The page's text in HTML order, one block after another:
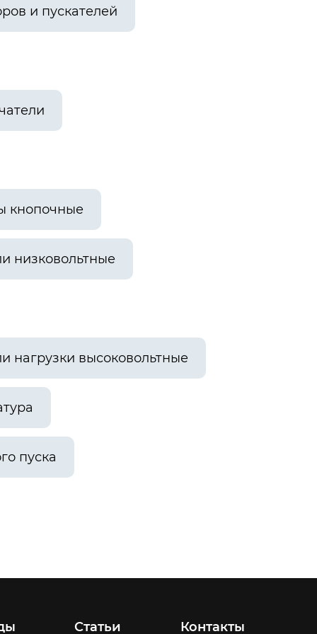
и пускателей
кнопочные
низковольтные
нагрузки высоковольтные
пуска
Статьи Контакты